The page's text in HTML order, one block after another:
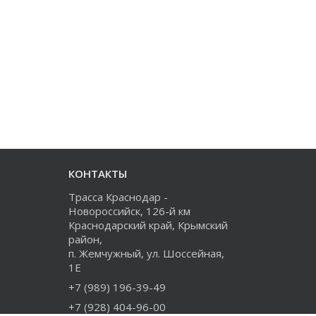
КОНТАКТЫ
Трасса Краснодар -
Новороссийск, 126-й км
Краснодарский край, Крымский
район,
п. Жемчужный, ул. Шоссейная,
1Е
+7 (989) 196-39-49
+7 (928) 404-96-00